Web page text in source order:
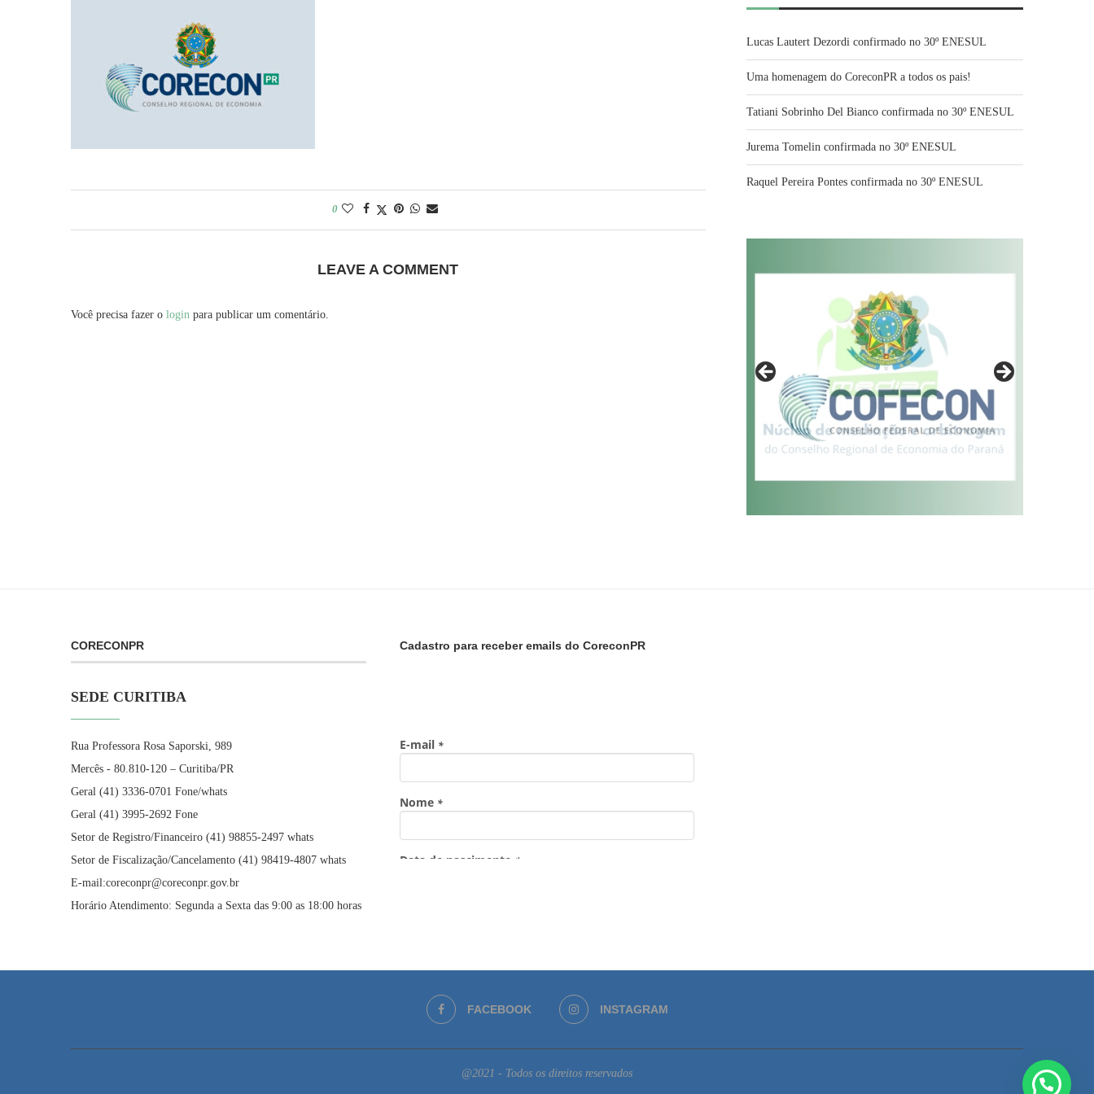
0
LEAVE A COMMENT
Você precisa fazer o login para publicar um comentário.
Lucas Lautert Dezordi confirmado no 30º ENESUL
Uma homenagem do CoreconPR a todos os pais!
Tatiani Sobrinho Del Bianco confirmada no 30º ENESUL
Jurema Tomelin confirmada no 30º ENESUL
Raquel Pereira Pontes confirmada no 30º ENESUL
CORECONPR
SEDE CURITIBA
Rua Professora Rosa Saporski, 989
Mercês - 80.810-120 – Curitiba/PR
Geral (41) 3336-0701 Fone/whats
Geral (41) 3995-2692 Fone
Setor de Registro/Financeiro (41) 98855-2497 whats
Setor de Fiscalização/Cancelamento (41) 98419-4807 whats
E-mail:coreconpr@coreconpr.gov.br
Horário Atendimento: Segunda a Sexta das 9:00 as 18:00 horas
Cadastro para receber emails do CoreconPR
FACEBOOK INSTAGRAM
@2021 - Todos os direitos reservados